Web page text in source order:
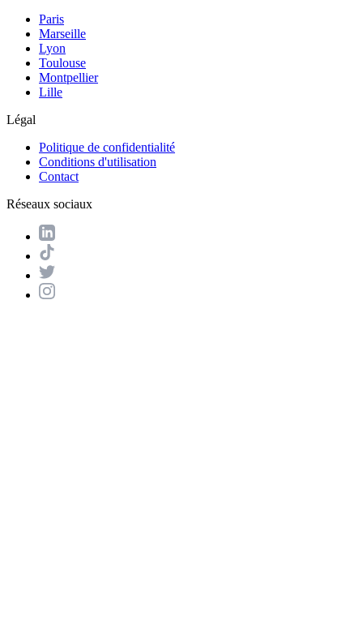
Paris
Marseille
Lyon
Toulouse
Montpellier
Lille
Légal
Politique de confidentialité
Conditions d'utilisation
Contact
Réseaux sociaux